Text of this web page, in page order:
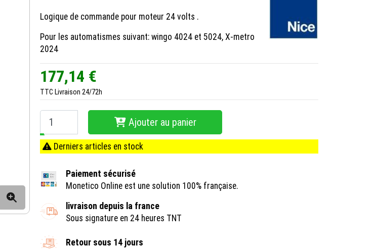
Logique de commande pour moteur 24 volts .
Pour les automatismes suivant: wingo 4024 et 5024, X-metro
2024
177,14 €
TTC Livraison 24/72h
+
−
Ajouter au panier
Derniers articles en stock
Paiement sécurisé
Monetico Online est une solution 100% française.
livraison depuis la france
Sous signature en 24 heures TNT
Retour sous 14 jours